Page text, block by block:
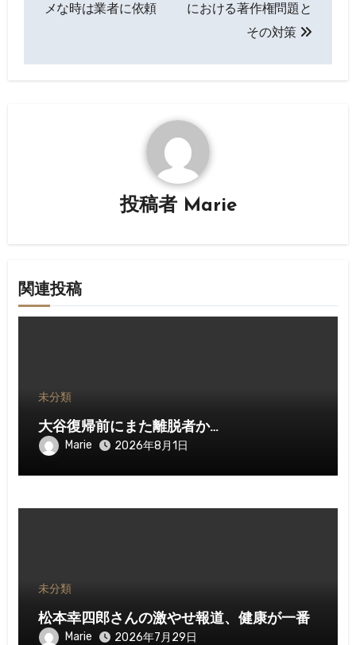
ビ
メな時は業者に依頼
における著作権問題と
その対策
投稿者 Marie
関連投稿
未分類
大谷復帰前にまた離脱者か…
Marie 2026年8月1日
未分類
松本幸四郎さんの激やせ報道、健康が一番
Marie 2026年7月29日